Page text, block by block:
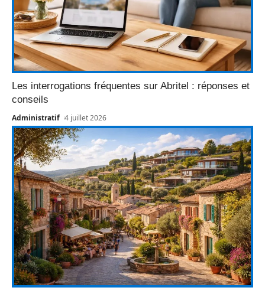
Les interrogations fréquentes sur Abritel : réponses et
conseils
Administratif 4 juillet 2026